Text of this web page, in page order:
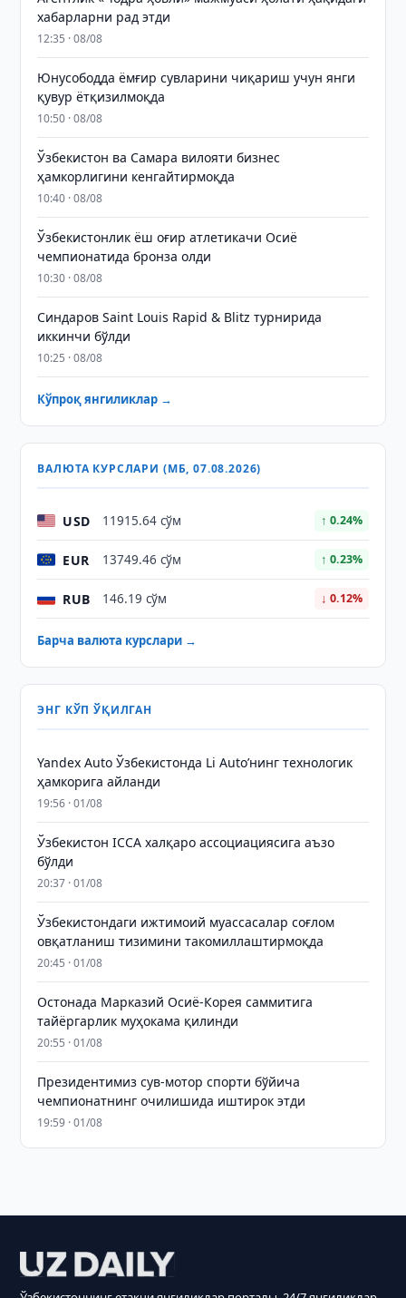
хабарларни рад этди
12:35 · 08/08
Юнусободда ёмғир сувларини чиқариш учун янги
қувур ётқизилмоқда
10:50 · 08/08
Ўзбекистон ва Самара вилояти бизнес
ҳамкорлигини кенгайтирмоқда
10:40 · 08/08
Ўзбекистонлик ёш оғир атлетикачи Осиё
чемпионатида бронза олди
10:30 · 08/08
Синдаров Saint Louis Rapid & Blitz турнирида
иккинчи бўлди
10:25 · 08/08
Кўпроқ янгиликлар →
ВАЛЮТА КУРСЛАРИ (МБ, 07.08.2026)
USD 11915.64 сўм ↑ 0.24%
EUR 13749.46 сўм ↑ 0.23%
RUB 146.19 сўм ↓ 0.12%
Барча валюта курслари →
ЭНГ КЎП ЎҚИЛГАН
Yandex Auto Ўзбекистонда Li Auto’нинг технологик
ҳамкорига айланди
19:56 · 01/08
Ўзбекистон ICCA халқаро ассоциациясига аъзо
бўлди
20:37 · 01/08
Ўзбекистондаги ижтимоий муассасалар соғлом
овқатланиш тизимини такомиллаштирмоқда
20:45 · 01/08
Остонада Марказий Осиё-Корея саммитига
тайёргарлик муҳокама қилинди
20:55 · 01/08
Президентимиз сув-мотор спорти бўйича
чемпионатнинг очилишида иштирок этди
19:59 · 01/08